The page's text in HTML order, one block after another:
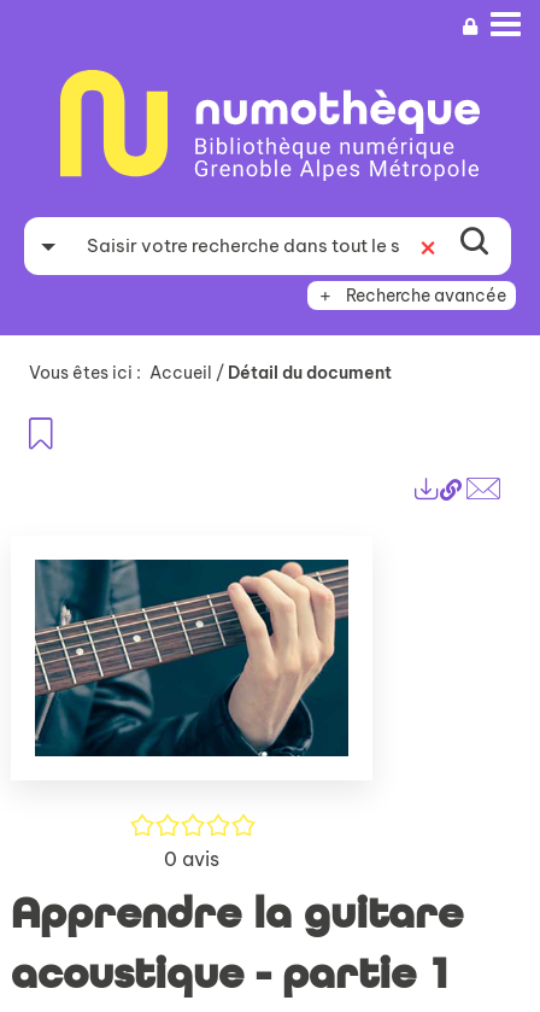
recherche
Recherche avancée
Vous êtes ici : Accueil / Détail du document
Lien
/5
0 avis
Apprendre la guitare
acoustique - partie 1